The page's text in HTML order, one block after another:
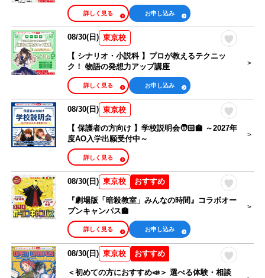
お申し込み
詳しく見る
08/30(日) 東京校
【 シナリオ・小説科 】プロが教えるテクニッ
ク！ 物語の発想力アップ講座
お申し込み
詳しく見る
08/30(日) 東京校
【 保護者の方向け 】学校説明会🧑🏻‍🏫 ～2027年
度AO入学出願受付中～
詳しく見る
おすすめ
08/30(日) 東京校
『劇場版「暗殺教室」みんなの時間』コラボオー
プンキャンパス🏫
お申し込み
詳しく見る
おすすめ
08/30(日) 東京校
＜初めての方におすすめ📣＞ 選べる体験・相談